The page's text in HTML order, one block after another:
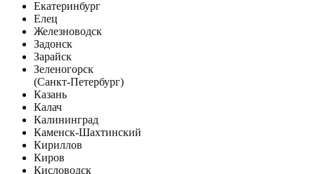
Екатеринбург
Елец
Железноводск
Задонск
Зарайск
Зеленогорск
(Санкт-Петербург)
Казань
Калач
Калининград
Каменск-Шахтинский
Кириллов
Киров
Кисловодск